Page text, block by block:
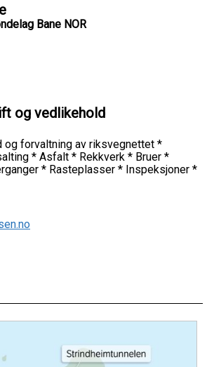
Bane NOR
og vedlikehold
og forvaltning av riksvegnettet *
* Asfalt * Rekkverk * Bruer *
* Rasteplasser * Inspeksjoner *